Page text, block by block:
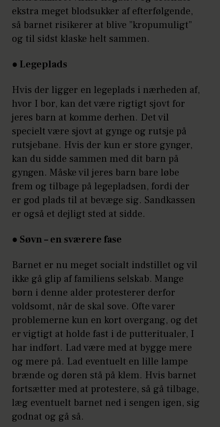
ekstra meget blodsukker af efterfølgende,
så barnet risikerer at blive ”kropumuligt”
og til sidst klaske helt sammen.
● Legeplads
Hvis der ligger en legeplads i nærheden af,
hvor I bor, kan det være rigtigt sjovt for
jeres barn at komme derhen. Det vil
specielt være sjovt at gynge og rutsje på
rutsjebane. Hvis der kun er store gynger,
kan du sidde sammen med dit barn på
gyngen. Måske vil jeres barn bare løbe
frem og tilbage på legepladsen, fordi der
er god plads til at bevæge sig. Sandkassen
er også et dejligt sted at sidde.
● Søvn – en sværere fase
Barnet er nu meget socialt indstillet og vil
ikke gå glip af familiens selskab. Mange
børn i denne alder protesterer derfor
voldsomt, når de skal sove. Ofte varer
problemerne kun en kort overgang, og det
er vigtigt at holde fast i de putteritualer, I
har indført. Lad være med at bygge mere
og mere på. Lad eventuelt en lille lampe
brænde og døren stå på klem. Hvis barnet
fortsætter med at protestere, så gå tilbage,
læg eventuelt barnet ned i sengen igen, sig
godnat og gå så.